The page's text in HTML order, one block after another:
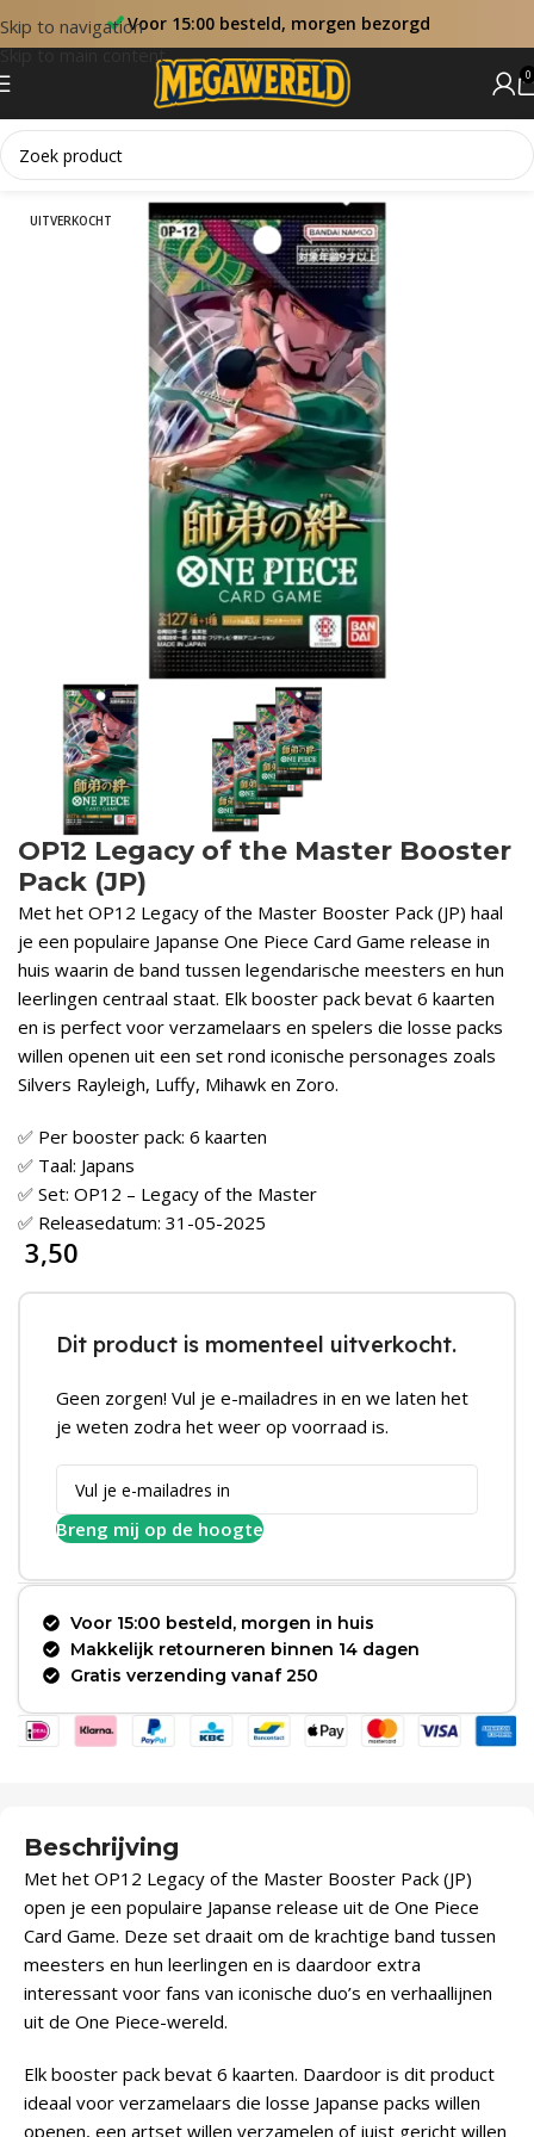
Skip to navigation
Skip to main content
Voor 15:00 besteld, morgen bezorgd
0
Home One Piece Booster Packs
UITVERKOCHT
OP12 Legacy of the Master Booster
Pack (JP)
Met het OP12 Legacy of the Master Booster Pack (JP) haal
je een populaire Japanse One Piece Card Game release in
huis waarin de band tussen legendarische meesters en hun
leerlingen centraal staat. Elk booster pack bevat 6 kaarten
en is perfect voor verzamelaars en spelers die losse packs
willen openen uit een set rond iconische personages zoals
Silvers Rayleigh, Luffy, Mihawk en Zoro.
✅ Per booster pack: 6 kaarten
✅ Taal: Japans
✅ Set: OP12 – Legacy of the Master
✅ Releasedatum: 31-05-2025
3,50
Dit product is momenteel uitverkocht.
Geen zorgen! Vul je e-mailadres in en we laten het
je weten zodra het weer op voorraad is.
Breng mij op de hoogte
Voor 15:00 besteld, morgen in huis
Makkelijk retourneren binnen 14 dagen
Gratis verzending vanaf 250
Beschrijving
Met het OP12 Legacy of the Master Booster Pack (JP)
open je een populaire Japanse release uit de One Piece
Card Game. Deze set draait om de krachtige band tussen
meesters en hun leerlingen en is daardoor extra
interessant voor fans van iconische duo’s en verhaallijnen
uit de One Piece-wereld.
Elk booster pack bevat 6 kaarten. Daardoor is dit product
ideaal voor verzamelaars die losse Japanse packs willen
openen, een artset willen verzamelen of juist gericht willen